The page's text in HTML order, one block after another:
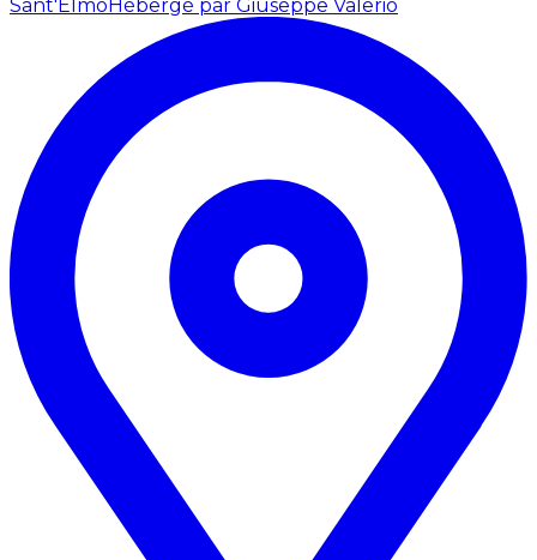
Sant'Elmo Hébergé par Giuseppe Valerio